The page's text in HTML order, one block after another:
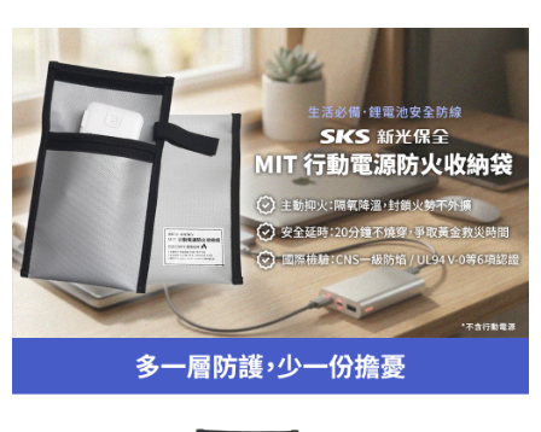
每筆NT$180